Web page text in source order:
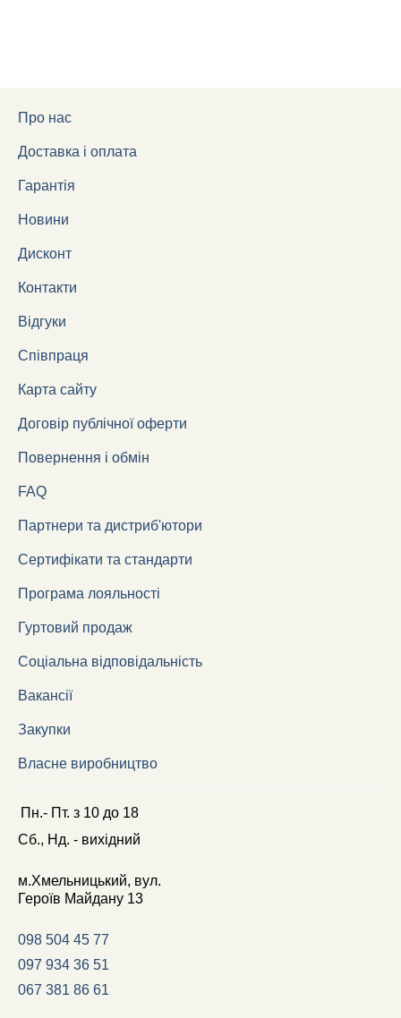
Про нас
Доставка і оплата
Гарантія
Новини
Дисконт
Контакти
Відгуки
Співпраця
Карта сайту
Договір публічної оферти
Повернення і обмін
FAQ
Партнери та дистриб'ютори
Сертифікати та стандарти
Програма лояльності
Гуртовий продаж
Соціальна відповідальність
Вакансії
Закупки
Власне виробництво
Пн.- Пт. з10 до18
Сб., Нд. - вихідний
м.Хмельницький, вул.
Героїв Майдану 13
098 504 45 77
097 934 36 51
067 381 86 61